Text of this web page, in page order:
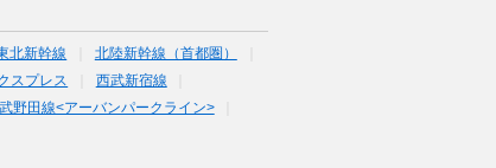
北新幹線
北陸新幹線（首都圏）
スプレス
西武新宿線
野田線<アーバンパークライン>